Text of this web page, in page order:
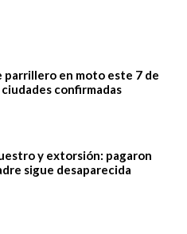
parrillero en moto este 7 de
confirmadas
y extorsión: pagaron
sigue desaparecida